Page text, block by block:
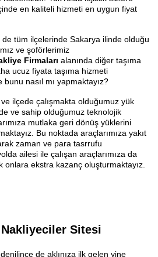
en kaliteli hizmeti en uygun fiyat
tüm ilçelerinde Sakarya ilinde olduğu
ve şoförlerimiz
Firmaları alanında diğer taşıma
ucuz fiyata taşıma hizmeti
nasıl mı yapmaktayız?
ilçede çalışmakta olduğumuz yük
ve sahip olduğumuz teknolojik
mutlaka geri dönüş yüklerini
Bu noktada araçlarımıza yakıt
zaman ve para tasrrufu
ailesi ile çalışan araçlarımıza da
onlara ekstra kazanç oluşturmaktayız.
Sitesi
de aklınıza ilk gelen yine